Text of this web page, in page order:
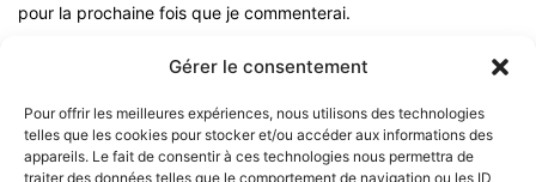
Gérer le consentement
Pour offrir les meilleures expériences, nous utilisons des technologies
telles que les cookies pour stocker et/ou accéder aux informations des
appareils. Le fait de consentir à ces technologies nous permettra de
traiter des données telles que le comportement de navigation ou les ID
pour la prochaine fois que je commenterai.